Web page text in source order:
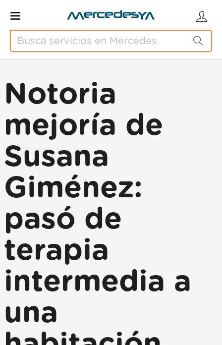
Notoria
mejoría de
Susana
Giménez:
pasó de
terapia
intermedia a
una